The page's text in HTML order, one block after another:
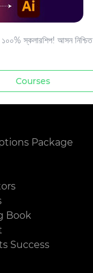
Package
Book
Success
স্কলারশিপ! আসন নিশ্চিত
Courses